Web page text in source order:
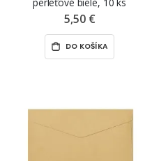
perleťové biele, 10 ks
5,50 €
DO KOŠÍKA